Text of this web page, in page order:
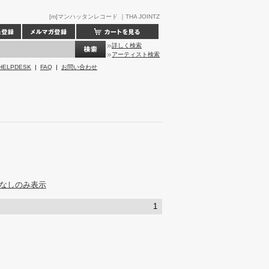
[m]マンハッタンレコード ｜THA JOINTZ
詳しく検索
アーティスト検索
| FAQ | お問い合わせ
しのみ表示
1